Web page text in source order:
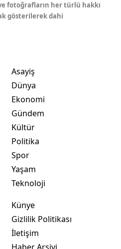
fotoğrafların her türlü hakkı
gösterilerek dahi
Asayiş
Dünya
Ekonomi
Gündem
Kültür
Politika
Spor
Yaşam
Teknoloji
Künye
Gizlilik Politikası
İletişim